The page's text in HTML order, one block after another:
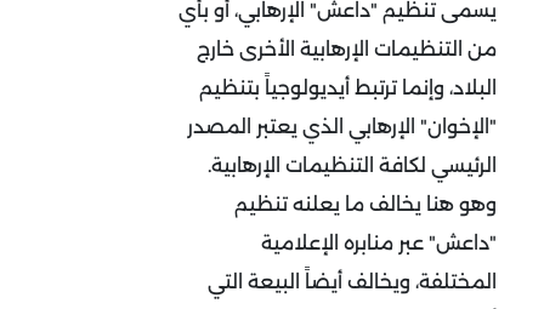
يسمى تنظيم "داعش" الإرهابي، أو بأي
من التنظيمات الإرهابية الأخرى خارج
البلاد، وإنما ترتبط أيديولوجياً بتنظيم
"الإخوان" الإرهابي الذي يعتبر المصدر
الرئيسي لكافة التنظيمات الإرهابية.
وهو هنا يخالف ما يعلنه تنظيم
"داعش" عبر منابره الإعلامية
المختلفة، ويخالف أيضاً البيعة التي